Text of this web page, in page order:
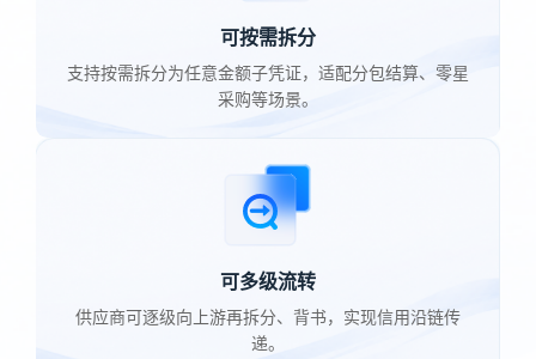
可按需拆分
支持按需拆分为任意金额子凭证，适配分包结算、零星
采购等场景。
可多级流转
供应商可逐级向上游再拆分、背书，实现信用沿链传
递。